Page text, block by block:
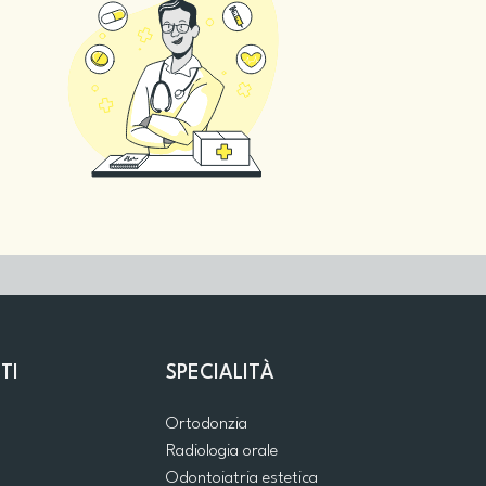
SPECIALITÀ
Ortodonzia
Radiologia orale
Odontoiatria estetica